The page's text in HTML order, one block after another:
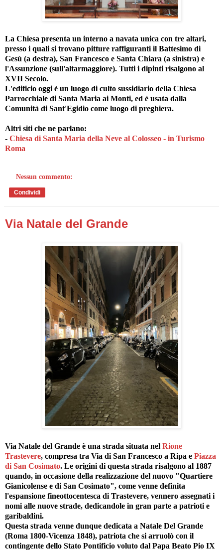
La Chiesa presenta un interno a navata unica con tre altari,
presso i quali si trovano pitture raffiguranti il Battesimo di
Gesù (a destra), San Francesco e Santa Chiara (a sinistra) e
l'Assunzione (sull'altarmaggiore). Tutti i dipinti risalgono al
XVII Secolo.
L'edificio oggi è un luogo di culto sussidiario della Chiesa
Parrocchiale di Santa Maria ai Monti, ed è usata dalla
Comunità di Sant'Egidio come luogo di preghiera.
Altri siti che ne parlano:
- Chiesa di Santa Maria della Neve al Colosseo - in Turismo
Roma
Nessun commento:
Condividi
Via Natale del Grande
Via Natale del Grande è una strada situata nel Rione
Trastevere, compresa tra Via di San Francesco a Ripa e Piazza
di San Cosimato. Le origini di questa strada risalgono al 1887
quando, in occasione della realizzazione del nuovo "Quartiere
Gianicolense e di San Cosimato", come venne definita
l'espansione fineottocentesca di Trastevere, vennero assegnati i
nomi alle nuove strade, dedicandole in gran parte a patrioti e
garibaldini.
Questa strada venne dunque dedicata a Natale Del Grande
(Roma 1800-Vicenza 1848), patriota che si arruolò con il
contingente dello Stato Pontificio voluto dal Papa Beato Pio IX